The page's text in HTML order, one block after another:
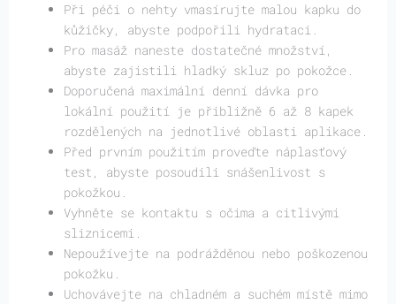
Při péči o nehty vmasírujte malou kapku do
kůžičky, abyste podpořili hydrataci.
Pro masáž naneste dostatečné množství,
abyste zajistili hladký skluz po pokožce.
Doporučená maximální denní dávka pro
lokální použití je přibližně 6 až 8 kapek
rozdělených na jednotlivé oblasti aplikace.
Před prvním použitím proveďte náplasťový
test, abyste posoudili snášenlivost s
pokožkou.
Vyhněte se kontaktu s očima a citlivými
sliznicemi.
Nepoužívejte na podrážděnou nebo poškozenou
pokožku.
Uchovávejte na chladném a suchém místě mimo